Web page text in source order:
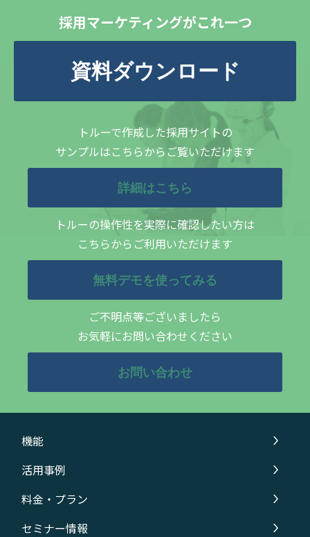
採用マーケティングがこれ一つ
資料ダウンロード
トルーで作成した採用サイトの
サンプルはこちらからご覧いただけます
詳細はこちら
トルーの操作性を実際に確認したい方は
こちらからご利用いただけます
無料デモを使ってみる
ご不明点等ございましたら
お気軽にお問い合わせください
お問い合わせ
機能
活用事例
料金・プラン
セミナー情報